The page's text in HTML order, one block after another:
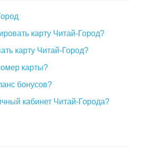
карту Читай-Город?
карту Читай-Город?
карты?
бонусов?
кабинет Читай-Города?